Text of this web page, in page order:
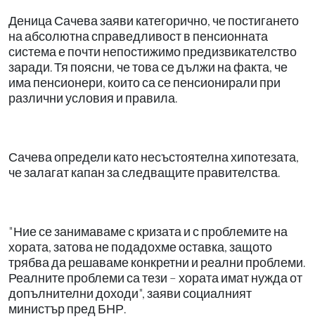
Деница Сачева заяви категорично, че постигането
на абсолютна справедливост в пенсионната
система е почти непостижимо предизвикателство
заради. Тя поясни, че това се дължи на факта, че
има пенсионери, които са се пенсионирали при
различни условия и правила.
Сачева определи като несъстоятелна хипотезата,
че залагат капан за следващите правителства.
"Ние се занимаваме с кризата и с проблемите на
хората, затова не подадохме оставка, защото
трябва да решаваме конкретни и реални проблеми.
Реалните проблеми са тези – хората имат нужда от
допълнителни доходи", заяви социалният
министър пред БНР.